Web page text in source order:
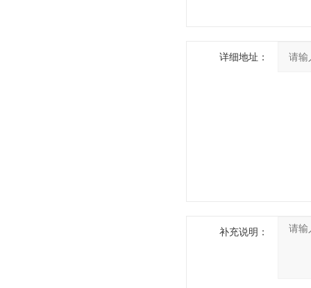
详细地址：
补充说明：